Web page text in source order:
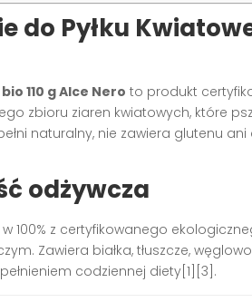
do Pyłku
110 g Alce Nero to produkt
zbioru ziaren kwiatowych, które
naturalny, nie zawiera glutenu
odżywcza
w 100% z certyfikowanego
Zawiera białka, tłuszcze,
codziennej diety[1][3].